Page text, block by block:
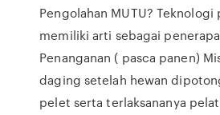
Pengolahan MUTU? Teknologi
memiliki arti sebagai
Penanganan ( pasca panen)
daging setelah hewan
pelet serta terlaksananya